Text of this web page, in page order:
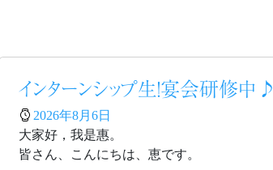
インターンシップ生！宴会研修中♪
2026年8月6日
大家好，我是惠。
皆さん、こんにちは、恵です。